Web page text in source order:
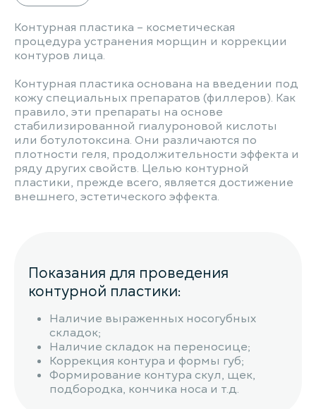
Контурная пластика – косметическая
процедура устранения морщин и коррекции
контуров лица.
Контурная пластика основана на введении под
кожу специальных препаратов (филлеров). Как
правило, эти препараты на основе
стабилизированной гиалуроновой кислоты
или ботулотоксина. Они различаются по
плотности геля, продолжительности эффекта и
ряду других свойств. Целью контурной
пластики, прежде всего, является достижение
внешнего, эстетического эффекта.
Показания для проведения
контурной пластики:
Наличие выраженных носогубных
складок;
Наличие складок на переносице;
Коррекция контура и формы губ;
Формирование контура скул, щек,
подбородка, кончика носа и т.д.